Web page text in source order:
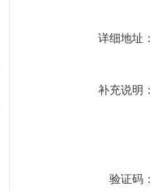
详细地址：
补充说明：
验证码：